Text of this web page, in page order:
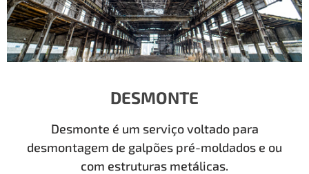
DESMONTE
Desmonte é um serviço voltado para
desmontagem de galpões pré-moldados e ou
com estruturas metálicas.